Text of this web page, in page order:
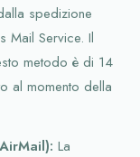
spedizione
Mail Service. Il
metodo è di 14
al momento della
La